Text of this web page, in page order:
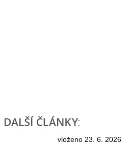
vloženo 23. 6. 2026